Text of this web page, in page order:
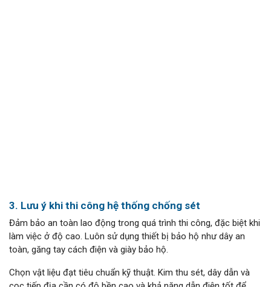
3. Lưu ý khi thi công hệ thống chống sét
Đảm bảo an toàn lao động trong quá trình thi công, đặc biệt khi
làm việc ở độ cao. Luôn sử dụng thiết bị bảo hộ như dây an
toàn, găng tay cách điện và giày bảo hộ.
Chọn vật liệu đạt tiêu chuẩn kỹ thuật. Kim thu sét, dây dẫn và